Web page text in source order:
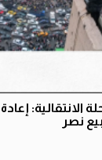
الانتقالية: إعادة
نصر